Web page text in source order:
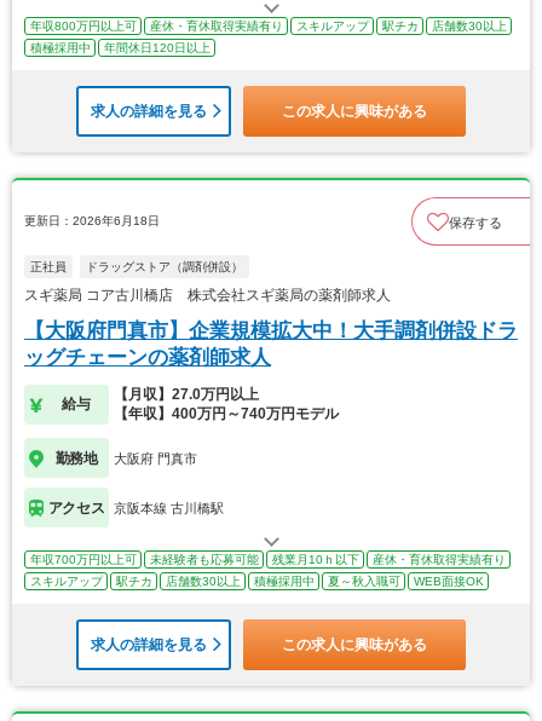
年収800万円以上可 産休・育休取得実績有り スキルアップ 駅チカ
店舗数30以上
積極採用中
年間休日120日以上
求人の詳細を見る この求人に興味がある
更新日：2026年6月18日 保存する
正社員 ドラッグストア（調剤併設）
スギ薬局 コア古川橋店 株式会社スギ薬局の薬剤師求人
【大阪府門真市】企業規模拡大中！大手調剤併設ドラ
ッグチェーンの薬剤師求人
給与
【月収】27.0万円以上
【年収】400万円～740万円モデル
勤務地 大阪府 門真市
アクセス 京阪本線 古川橋駅
年収700万円以上可 未経験者も応募可能 残業月10ｈ以下
産休・育休取得実績有り
スキルアップ
駅チカ 店舗数30以上 積極採用中 夏～秋入職可 WEB面接OK
求人の詳細を見る この求人に興味がある